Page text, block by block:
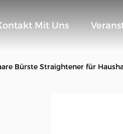
Mit Uns
Bürste Straightener für